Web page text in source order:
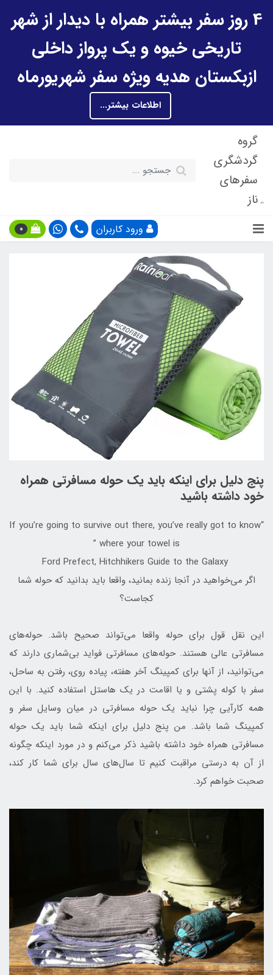
4 روز سفر بیشتر همراه با دیدار از شهر
تاریخی خیوه و یک پرواز داخلی
ازبکستان هدیه ویژه سفر شهریورماه
اطلاعات بیشتر...
گروه
گردشگری
سفرهای
ناز
ورود کاربران 0
پنج دلیل برای اینکه باید یک حوله مسافرتی همراه
خود داشته باشید
“If you’re going to survive out there, you’ve really got to know
where your towel is”
اگر می‌خواهید در آنجا زنده بمانید، واقعا باید بدانید که حوله شما
کجاست؟
این نقل قول برای حوله واقعا می‌تواند صحیح باشد. حوله‌های
مسافرتی عالی هستند. حوله‌های مسافرتی فواید بی‌شماری دارند که
می‌توانید، از آنها برای کمپینگ آخر هفته، پیاده روی، رفتن به ساحل،
سفر با کوله پشتی و یا اقامت در یک هاستل استفاده کنید. با این
همه کارآیی چرا نباید یک حوله مسافرتی در میان وسایل سفر و
کمپینگ شما باشد. من پنج دلیل برای اینکه شما باید یک حوله
مسافرتی همراه خود داشته باشید ذکر می‌کنم و در مورد اینکه چگونه
از آن به درستی مراقبت کنیم تا سال‌های سال برای شما کار کند،
صحبت خواهم کرد.